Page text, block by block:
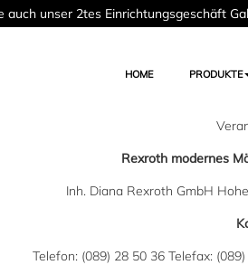
auch unser 2tes Einrichtungsgeschäft
HOME PRODUKTE
Rexroth modernes
Inh. Diana Rexroth GmbH
Telefon: (089) 28 50 36 Telefax: